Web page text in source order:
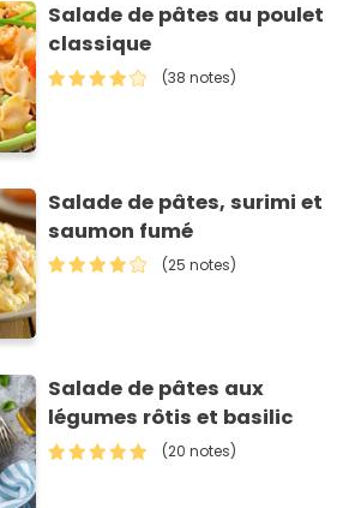
Salade de pâtes au poulet
classique
(38 notes)
Salade de pâtes, surimi et
saumon fumé
(25 notes)
Salade de pâtes aux
légumes rôtis et basilic
(20 notes)